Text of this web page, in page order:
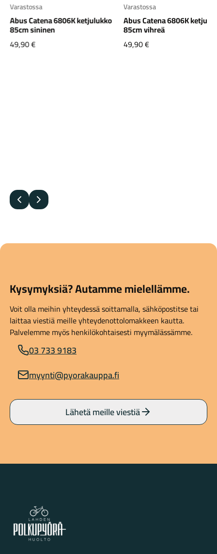
Varastossa
Abus Catena 6806K ketjulukko
85cm sininen
49,90€
Varastossa
Abus Catena 6806K
85cm vihreä
49,90€
Edellinen
Seuraava
Kysymyksiä? Autamme mielellämme.
Voit olla meihin yhteydessä soittamalla, sähköpostitse tai
laittaa viestiä meille yhteydenottolomakkeen kautta.
Palvelemme myös henkilökohtaisesti myymälässämme.
03 733 9183
myynti@pyorakauppa.fi
Lähetä meille viestiä
Lahden Polkupyörähuolto - etusivulle